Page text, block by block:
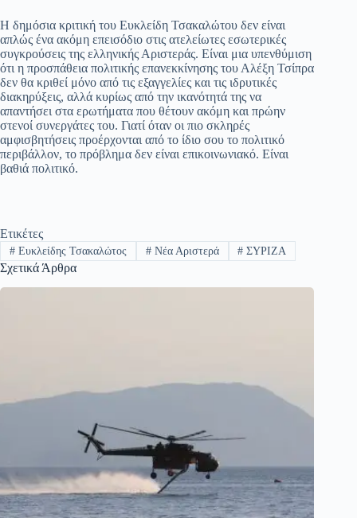
Η δημόσια κριτική του Ευκλείδη Τσακαλώτου δεν είναι
απλώς ένα ακόμη επεισόδιο στις ατελείωτες εσωτερικές
συγκρούσεις της ελληνικής Αριστεράς. Είναι μια υπενθύμιση
ότι η προσπάθεια πολιτικής επανεκκίνησης του Αλέξη Τσίπρα
δεν θα κριθεί μόνο από τις εξαγγελίες και τις ιδρυτικές
διακηρύξεις, αλλά κυρίως από την ικανότητά της να
απαντήσει στα ερωτήματα που θέτουν ακόμη και πρώην
στενοί συνεργάτες του. Γιατί όταν οι πιο σκληρές
αμφισβητήσεις προέρχονται από το ίδιο σου το πολιτικό
περιβάλλον, το πρόβλημα δεν είναι επικοινωνιακό. Είναι
βαθιά πολιτικό.
Ετικέτες
#Ευκλείδης Τσακαλώτος #Νέα Αριστερά # ΣΥΡΙΖΑ
Σχετικά Άρθρα